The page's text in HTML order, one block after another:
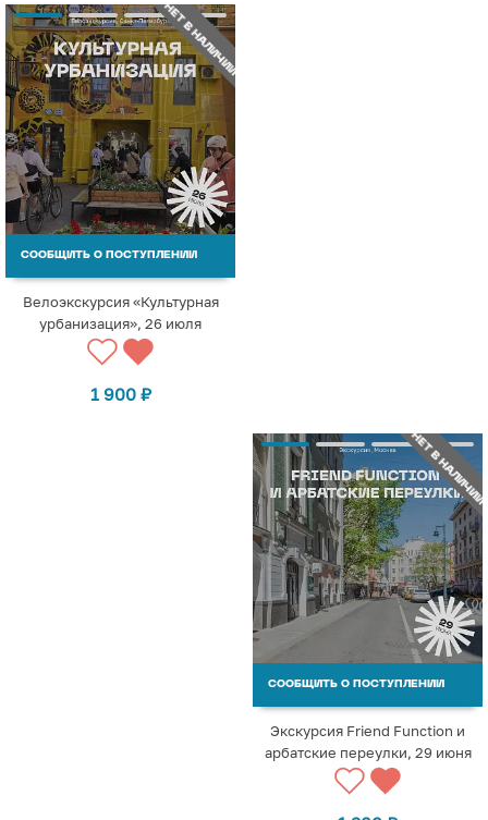
НЕТ В НАЛИЧИИ
СООБЩИТЬ О ПОСТУПЛЕНИИ
Велоэкскурсия «Культурная
урбанизация», 26 июля
1 900 ₽
НЕТ В НАЛИЧИИ
СООБЩИТЬ О ПОСТУПЛЕНИИ
Экскурсия Friend Function и
арбатские переулки, 29 июня